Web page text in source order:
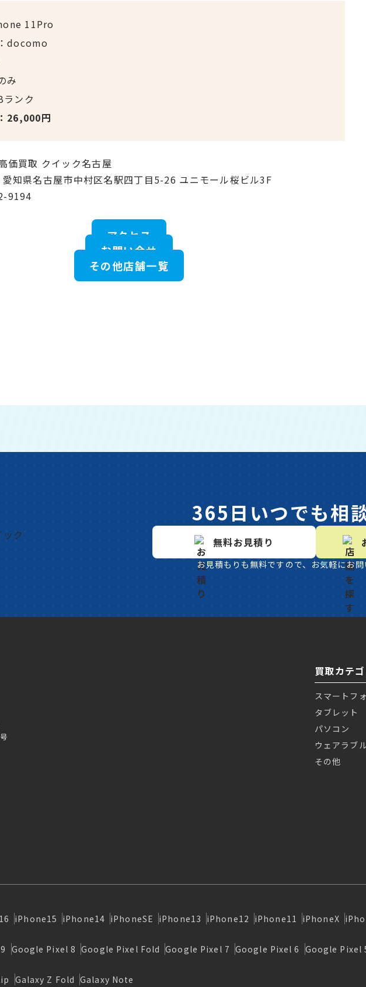
11Pro
docomo
み
ンク
26,000円
価買取 クイック名古屋
知県名古屋市中村区名駅四丁目5-26 ユニモール桜ビル3F
9194
アクセス
お問い合せ
その他店舗一覧
365日いつでも相
無料お見積り
お見積もりも無料ですので、お気軽にお
買取カテゴ
スマートフ
タブレット
パソコン
ウェアラブ
その他
iPhone15 iPhone14 iPhoneSE iPhone13 iPhone12 iPhone11 iPhoneX
Google Pixel 8 Google Pixel Fold Google Pixel 7 Google Pixel 6 Google Pixel
Galaxy Z Fold Galaxy Note